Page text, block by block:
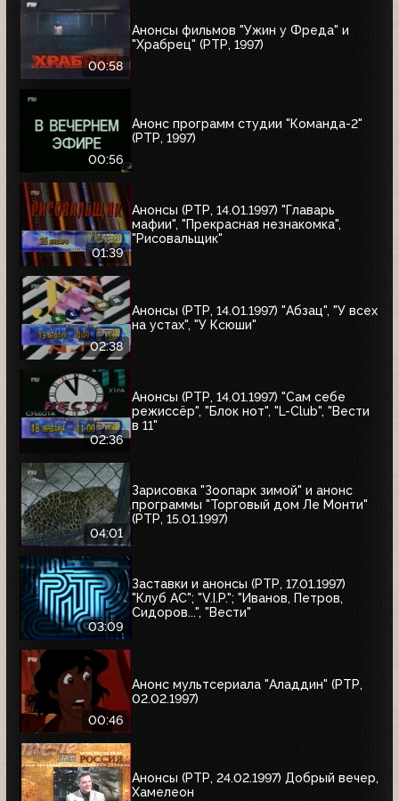
00:58
Анонсы фильмов "Ужин у Фреда" и
"Храбрец" (РТР, 1997)
00:56
Анонс программ студии "Команда-2"
(РТР, 1997)
01:39
Анонсы (РТР, 14.01.1997) "Главарь
мафии", "Прекрасная незнакомка",
"Рисовальщик"
02:38
Анонсы (РТР, 14.01.1997) "Абзац", "У всех
на устах", "У Ксюши"
02:36
Анонсы (РТР, 14.01.1997) "Сам себе
режиссёр", "Блок нот", "L-Club", "Вести
в 11"
04:01
Зарисовка "Зоопарк зимой" и анонс
программы "Торговый дом Ле Монти"
(РТР, 15.01.1997)
03:09
Заставки и анонсы (РТР, 17.01.1997)
"Клуб АС"; "V.I.P."; "Иванов, Петров,
Сидоров...", "Вести"
00:46
Анонс мультсериала "Аладдин" (РТР,
02.02.1997)
Анонсы (РТР, 24.02.1997) Добрый вечер,
Хамелеон